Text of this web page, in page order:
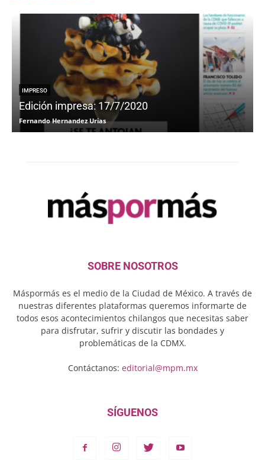
IMPRESO
Edición impresa: 17/7/2020
Fernando Hernandez Urias
SOBRE NOSOTROS
Máspormás es el medio de la Ciudad de México. A través de
nuestras diferentes plataformas queremos informarte de
todos esos acontecimientos chilangos que necesitas saber
para disfrutar, sufrir y discutir las bondades y
problemáticas de la CDMX.
Contáctanos: editorial@mpm.mx
SÍGUENOS